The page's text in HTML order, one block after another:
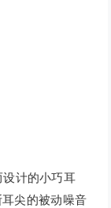
计的小巧耳
尖的被动噪音